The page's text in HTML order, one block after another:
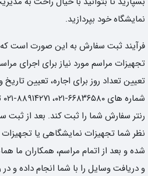
نمایشگاه خود بپردازید.
فرآیند ثبت سفارش به این صورت است که
تجهیزات مراسم مورد نیاز برای اجرای
تعیین تعداد روز برای اجاره، تعیین
رنتر سفارش شما را ثبت کند. بعد از ثبت
نظر شما تجهیزات نمایشگاهی یا
شده و بعد از اتمام مراسم، همکاران ما
و دریافت وسایل را با شما انجام داده و